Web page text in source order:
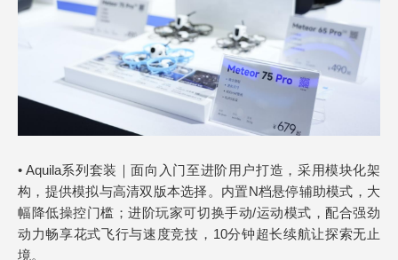
• Aquila系列套装｜面向入门至进阶用户打造，采用模块化架
构，提供模拟与高清双版本选择。内置N档悬停辅助模式，大
幅降低操控门槛；进阶玩家可切换手动/运动模式，配合强劲
动力畅享花式飞行与速度竞技，10分钟超长续航让探索无止
境。